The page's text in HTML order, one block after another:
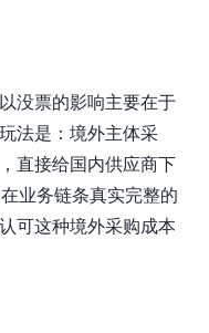
没票的影响主要在于
法是：境外主体采
直接给国内供应商下
业务链条真实完整的
可这种境外采购成本